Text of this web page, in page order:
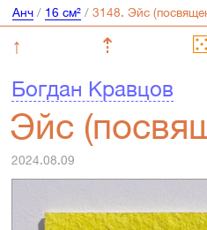
Анч/ 16 см²/
↑ ⇡
Богдан Кравцов
Эйс
2024.08.09